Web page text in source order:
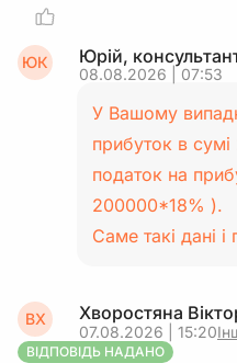
ЮК Юрій,
08.08.2026 | 07:53
У Вашому
прибуток в
податок на
200000*18% ).
Саме такі дані і
ВХ Хворостяна
07.08.2026 | 15:20
ВІДПОВІДЬ НАДАНО